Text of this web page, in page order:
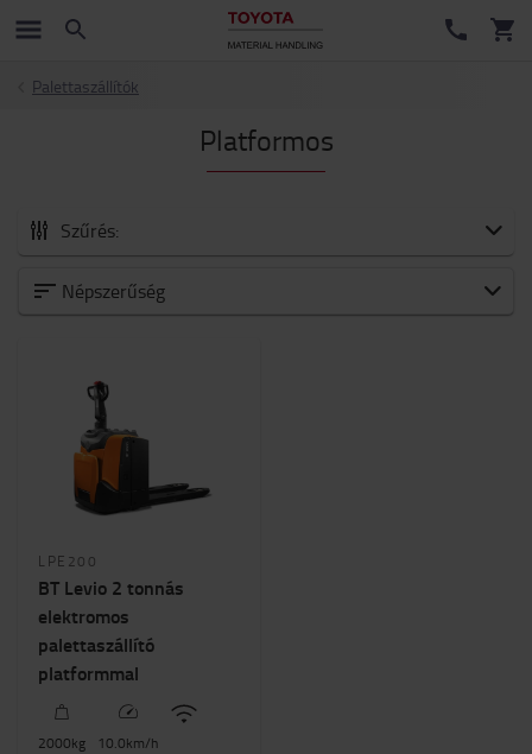
Palettaszállítók
Platformos
Szűrés:
Kategoria
Emelési magasság (mm)
Népszerűség
LPE200
BT Levio 2 tonnás
elektromos
palettaszállító
platformmal
2000kg 10.0km/h